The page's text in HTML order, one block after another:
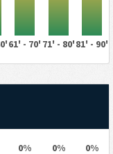
61' - 70' 71' - 80'81' - 90'
0% 0% 0%